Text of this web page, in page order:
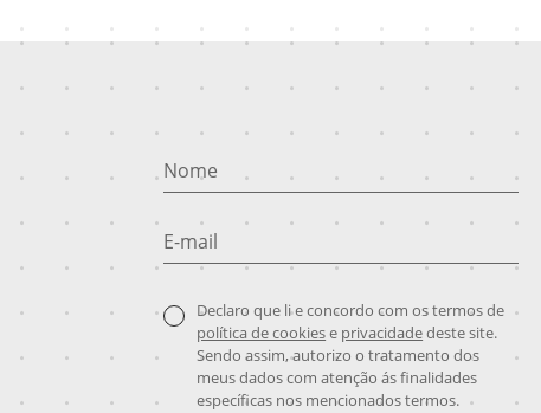
Nome
E-mail
Declaro que li e concordo com os termos de
política de cookiese privacidadedeste site.
Sendo assim, autorizo o tratamento dos
meus dados com atenção ás finalidades
específicas nos mencionados termos.